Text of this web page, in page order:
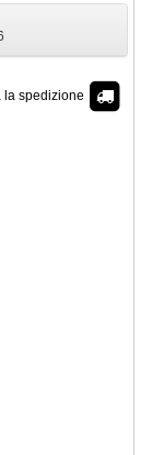
la spedizione